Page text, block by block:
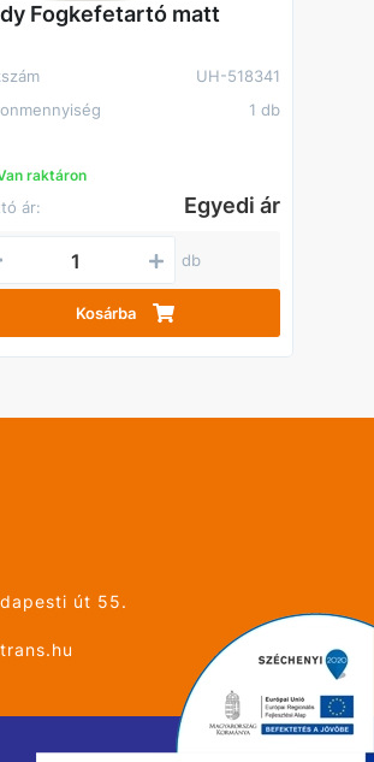
Fogkefetartó matt
UH-518341
1 db
raktáron
ár: Egyedi ár
db
Kosárba
út 55.